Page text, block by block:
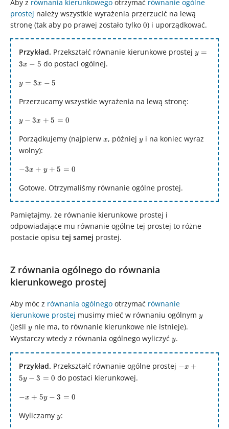
Aby z równania kierunkowego otrzymać równanie ogólne
prostej należy wszystkie wyrażenia przerzucić na lewą
stronę (tak aby po prawej zostało tylko 0
0) i uporządkować.
Przykład. Przekształć równanie kierunkowe prostej y
y =
3x − 5 do postaci ogólnej.
y
3x
5
y = 3x − 5
Przerzucamy wszystkie wyrażenia na lewą stronę:
y
3x
+
=
0
y − 3x + 5 = 0
Porządkujemy (najpierw x
x, później y
yi na koniec wyraz
wolny):
-3x
y
+
5
0
−3x + y + 5 = 0
Gotowe. Otrzymaliśmy równanie ogólne prostej.
Pamiętajmy, że równanie kierunkowe prostej i
odpowiadające mu równanie ogólne tej prostej to różne
postacie opisu tej samej prostej.
Z równania ogólnego do równania
kierunkowego prostej
Aby móc z równania ogólnego otrzymać równanie
kierunkowe prostej musimy mieć w równaniu ogólnym y
y
(jeśli y
ynie ma, to równanie kierunkowe nie istnieje).
Wystarczy wtedy z równania ogólnego wyliczyć y
y.
Przykład. Przekształć równanie ogólne prostej -x
−x +
5y − 3 = 0 do postaci kierunkowej.
-x
5y
−x + 5y − 3 = 0
Wyliczamy y
y: